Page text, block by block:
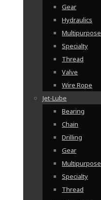
Gear
Hydraulics
Multipurpose
Specialty
Thread
Valve
Wire Rope
Jet-Lube
Bearing
Chain
Drilling
Gear
Multipurpose
Specialty
Thread